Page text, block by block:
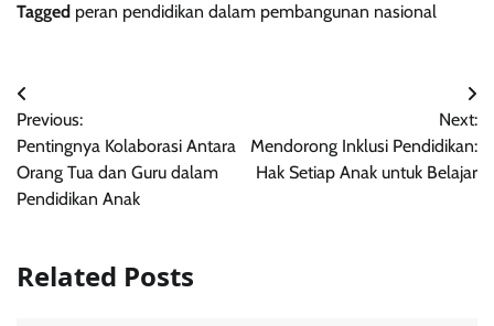
Tagged peran pendidikan dalam pembangunan nasional
Post
navigation
Previous:
Pentingnya Kolaborasi Antara
Orang Tua dan Guru dalam
Pendidikan Anak
Next:
Mendorong Inklusi Pendidikan:
Hak Setiap Anak untuk Belajar
Related Posts